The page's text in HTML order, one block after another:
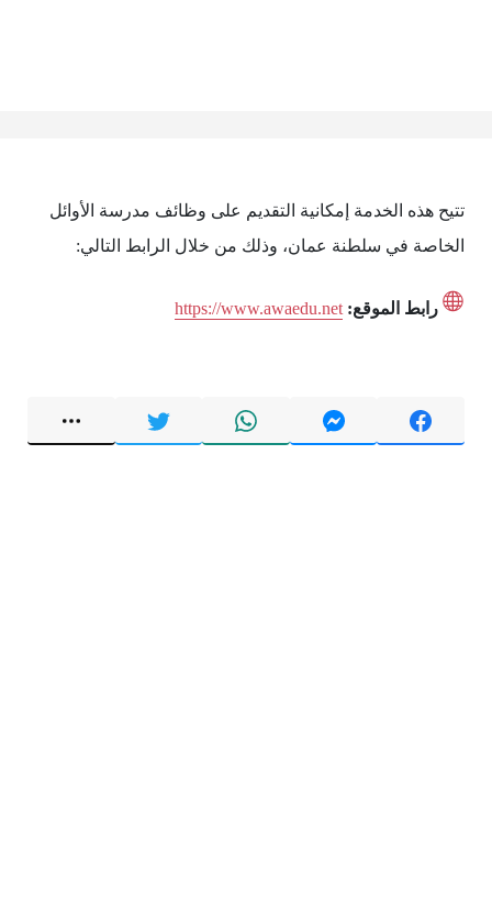
تتيح هذه الخدمة إمكانية التقديم على وظائف مدرسة الأوائل
الخاصة في سلطنة عمان، وذلك من خلال الرابط التالي:
رابط الموقع: https://www.awaedu.net